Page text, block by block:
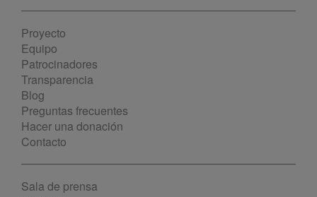
Proyecto
Equipo
Patrocinadores
Transparencia
Blog
Preguntas frecuentes
Hacer una donación
Contacto
Sala de prensa